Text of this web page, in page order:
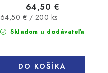
Skladom u dodávateľa
64,50 €
Jednotková
cena:
64,50 € / 200 ks
DO KOŠÍKA